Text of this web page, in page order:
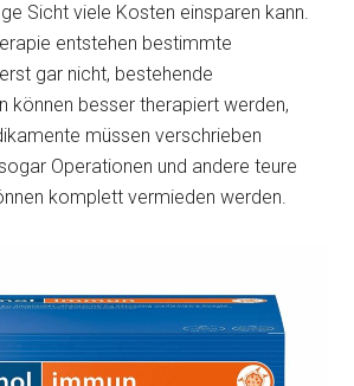
Sicht viele Kosten einsparen kann.
entstehen bestimmte
gar nicht, bestehende
können besser therapiert werden,
müssen verschrieben
Operationen und andere teure
komplett vermieden werden.